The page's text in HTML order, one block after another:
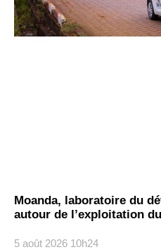
Moanda, laboratoire du
autour de l’exploitation
5 août 2026 10h24